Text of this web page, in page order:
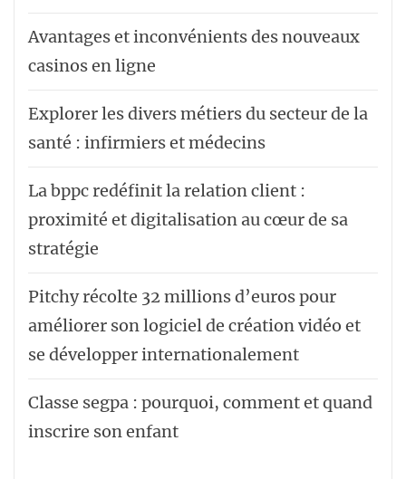
Avantages et inconvénients des nouveaux
casinos en ligne
Explorer les divers métiers du secteur de la
santé : infirmiers et médecins
La bppc redéfinit la relation client :
proximité et digitalisation au cœur de sa
stratégie
Pitchy récolte 32 millions d’euros pour
améliorer son logiciel de création vidéo et
se développer internationalement
Classe segpa : pourquoi, comment et quand
inscrire son enfant